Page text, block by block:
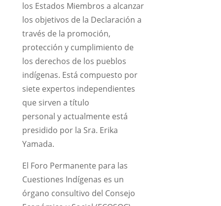
los Estados Miembros a alcanzar
los objetivos de la Declaración a
través de la promoción,
protección y cumplimiento de
los derechos de los pueblos
indígenas. Está compuesto por
siete expertos independientes
que sirven a título
personal y actualmente está
presidido por la Sra. Erika
Yamada.
El Foro Permanente para las
Cuestiones Indígenas es un
órgano consultivo del Consejo